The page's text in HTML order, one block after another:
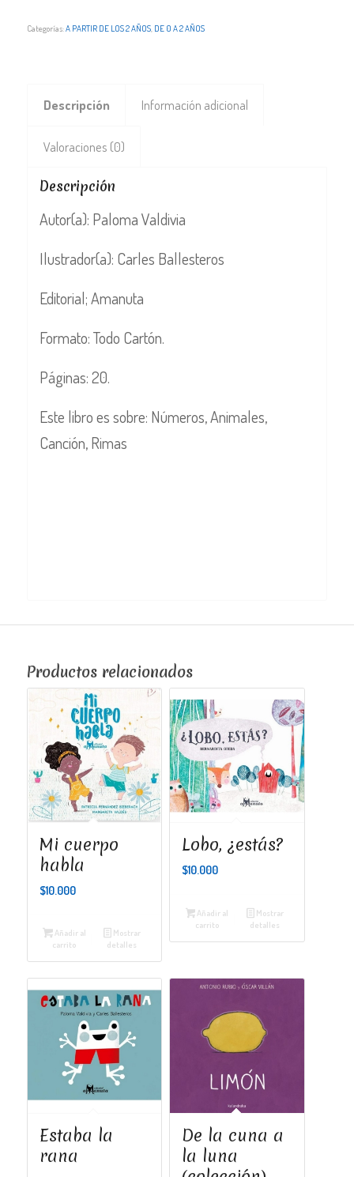
Categorías:A PARTIR DE LOS 2 AÑOS, DE 0 A 2 AÑOS
Descripción Información adicional
Valoraciones (0)
Descripción
Autor(a): Paloma Valdivia
Ilustrador(a): Carles Ballesteros
Editorial; Amanuta
Formato: Todo Cartón.
Páginas: 20.
Este libro es sobre: Números, Animales,
Canción, Rimas
Productos relacionados
Mi cuerpo
habla
$10.000
Añadir al
carrito
Mostrar
detalles
Lobo, ¿estás?
$10.000
Añadir al
carrito
Mostrar
detalles
Estaba la
rana
De la cuna a
la luna